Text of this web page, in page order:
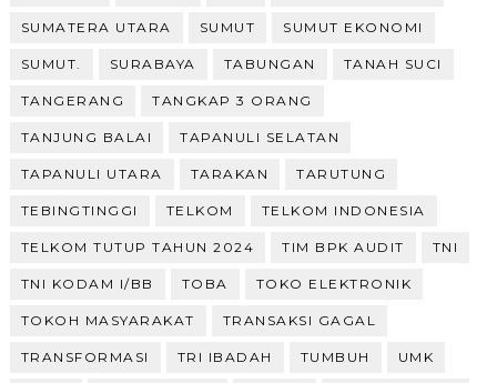
SUMATERA UTARA SUMUT SUMUT EKONOMI
SUMUT. SURABAYA TABUNGAN TANAH SUCI
TANGERANG TANGKAP 3 ORANG
TANJUNG BALAI TAPANULI SELATAN
TAPANULI UTARA TARAKAN TARUTUNG
TEBINGTINGGI TELKOM TELKOM INDONESIA
TELKOM TUTUP TAHUN 2024 TIM BPK AUDIT TNI
TNI KODAM I/BB TOBA TOKO ELEKTRONIK
TOKOH MASYARAKAT TRANSAKSI GAGAL
TRANSFORMASI TRI IBADAH TUMBUH UMK